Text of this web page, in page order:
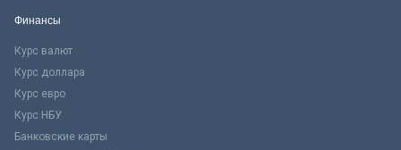
Финансы
Курс валют
Курс доллара
Курс евро
Курс НБУ
Банковские карты